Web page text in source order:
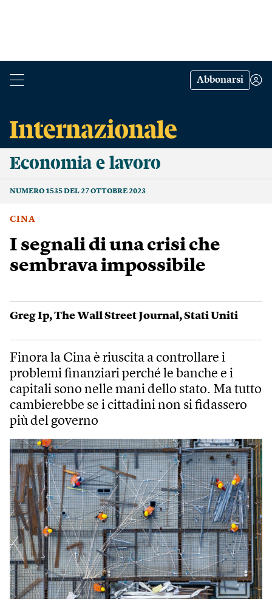
Abbonarsi
Economia e lavoro
NUMERO 1535 DEL 27 OTTOBRE 2023
CINA
I segnali di una crisi che
sembrava impossibile
Greg Ip,The Wall Street Journal,Stati Uniti
Finora la Cina è riuscita a controllare i
problemi finanziari perché le banche e i
capitali sono nelle mani dello stato. Ma tutto
cambierebbe se i cittadini non si fidassero
più del governo